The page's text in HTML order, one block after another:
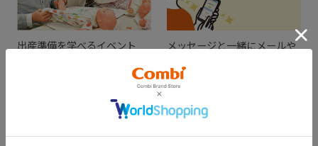
出産準備を学べるイベント
メッセージと一緒にメールや
を贈ろう！